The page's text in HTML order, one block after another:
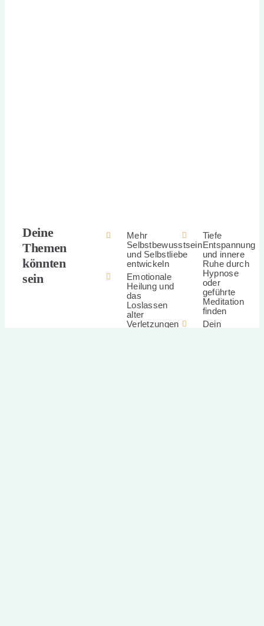
Deine
Themen
könnten
sein
Mehr
Selbstbewusstsein
und Selbstliebe
entwickeln
Emotionale
Heilung und
das
Loslassen
alter
Verletzungen
Tiefe
Entspannung
und innere
Ruhe durch
Hypnose
oder
geführte
Meditation
finden
Dein